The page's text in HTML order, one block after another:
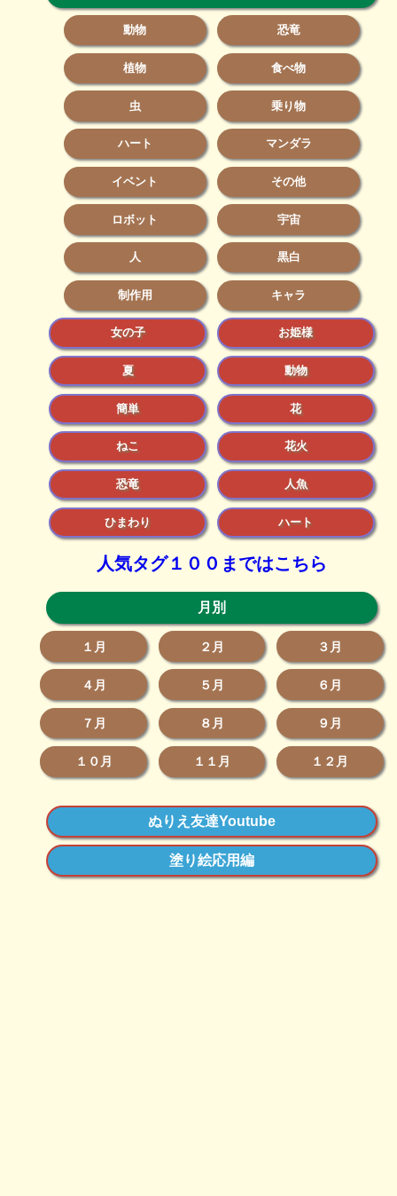
動物 恐竜
植物 食べ物
虫 乗り物
ハート マンダラ
イベント その他
ロボット 宇宙
人 黒白
制作用 キャラ
女の子 お姫様
夏 動物
簡単 花
ねこ 花火
恐竜 人魚
ひまわり ハート
人気タグ１００まではこちら
月別
１月 ２月 ３月
４月 ５月 ６月
７月 ８月 ９月
１０月 １１月 １２月
ぬりえ友達Youtube
塗り絵応用編